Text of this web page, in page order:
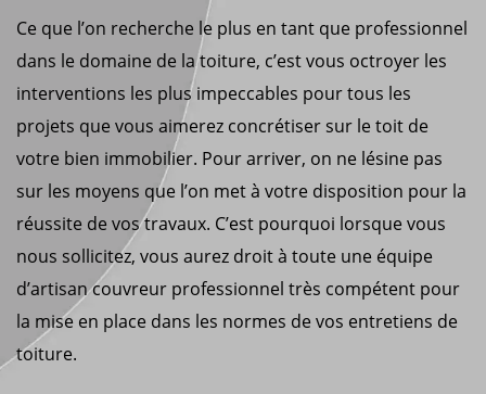
Ce que l’on recherche le plus en tant que professionnel
dans le domaine de la toiture, c’est vous octroyer les
interventions les plus impeccables pour tous les
projets que vous aimerez concrétiser sur le toit de
votre bien immobilier. Pour arriver, on ne lésine pas
sur les moyens que l’on met à votre disposition pour la
réussite de vos travaux. C’est pourquoi lorsque vous
nous sollicitez, vous aurez droit à toute une équipe
d’artisan couvreur professionnel très compétent pour
la mise en place dans les normes de vos entretiens de
toiture.